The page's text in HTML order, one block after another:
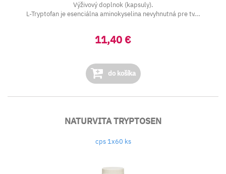
Výživový doplnok (kapsuly).
L-Tryptofan je esenciálna aminokyselina nevyhnutná pre tv...
11,40 €
do košíka
NATURVITA TRYPTOSEN
cps 1x60 ks